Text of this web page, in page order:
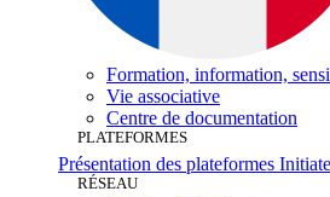
Formation, information,
Vie associative
Centre de documentation
PLATEFORMES
Présentation des plateformes
RÉSEAU